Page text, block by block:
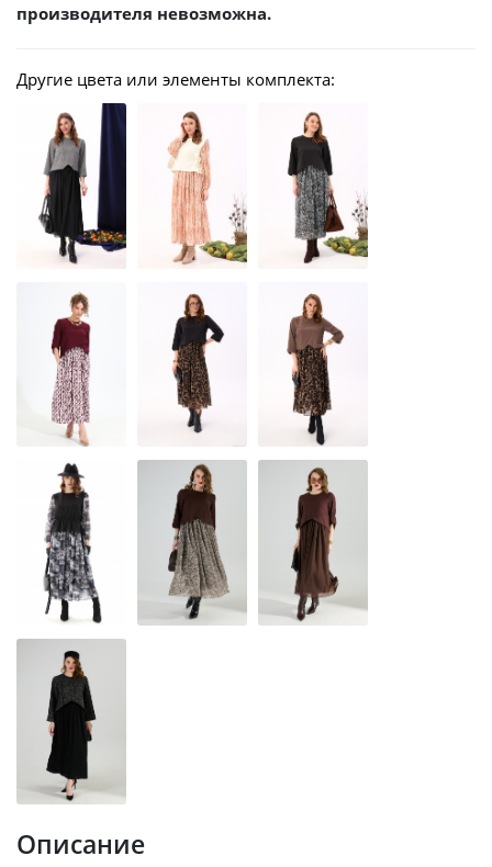
производителя невозможна.
Другие цвета или элементы комплекта:
Описание